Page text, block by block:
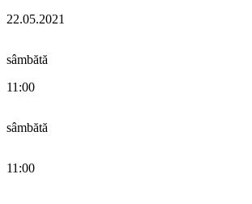
22.05.2021
sâmbătă
11:00
sâmbătă
11:00